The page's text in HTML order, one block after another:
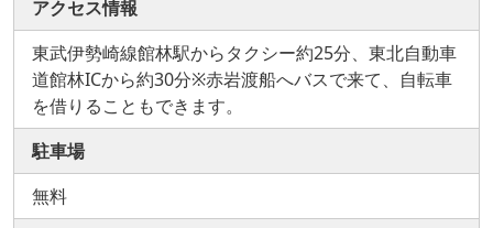
アクセス情報
東武伊勢崎線館林駅からタクシー約25分、東北自動車
道館林ICから約30分※赤岩渡船へバスで来て、自転車
を借りることもできます。
駐車場
無料